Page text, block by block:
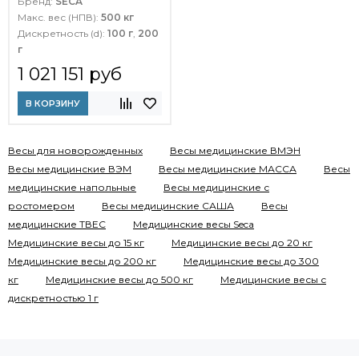
Макс. вес (НПВ): 500 кг
Дискретность (d): 100 г, 200
г
1 021 151 руб
В КОРЗИНУ
Весы для новорожденных
Весы медицинские ВМЭН
Весы медицинские ВЭМ
Весы медицинские МАССА
Весы
медицинские напольные
Весы медицинские с
ростомером
Весы медицинские САША
Весы
медицинские ТВЕС
Медицинские весы Seca
Медицинские весы до 15 кг
Медицинские весы до 20 кг
Медицинские весы до 200 кг
Медицинские весы до 300
кг
Медицинские весы до 500 кг
Медицинские весы с
дискретностью 1 г